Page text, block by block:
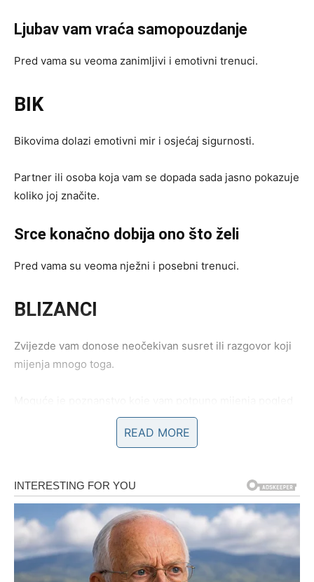
Ljubav vam vraća samopouzdanje
Pred vama su veoma zanimljivi i emotivni trenuci.
BIK
Bikovima dolazi emotivni mir i osjećaj sigurnosti.
Partner ili osoba koja vam se dopada sada jasno pokazuje
koliko joj značite.
Srce konačno dobija ono što želi
Pred vama su veoma nježni i posebni trenuci.
BLIZANCI
Zvijezde vam donose neočekivan susret ili razgovor koji
mijenja mnogo toga.
iznenađenje
Pred vama su veoma uzbudljivi trenuci.
RAK
READ MORE